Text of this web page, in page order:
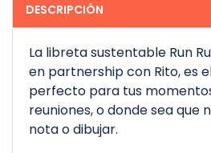
DESCRIPCIÓN
La libreta sustentable Run
en partnership con Rito, es
perfecto para tus
reuniones, o donde sea que
nota o dibujar.